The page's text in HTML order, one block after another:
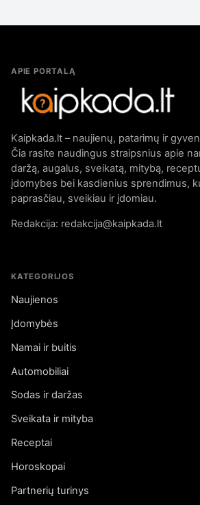
APIE PORTALĄ
Kaipkada.lt – naujienų, patarimų ir
Čia rasite naudingus straipsnius apie
daržą, augalus, sveikatą, mitybą,
įdomybes bei kasdienius sprendimus,
paprasčiau, sveikiau ir įdomiau.
Redakcija: redakcija@kaipkada.lt
KATEGORIJOS
Naujienos
Įdomybės
Namai ir buitis
Automobiliai
Sodas ir daržas
Sveikata ir mityba
Receptai
Horoskopai
Partnerių turinys